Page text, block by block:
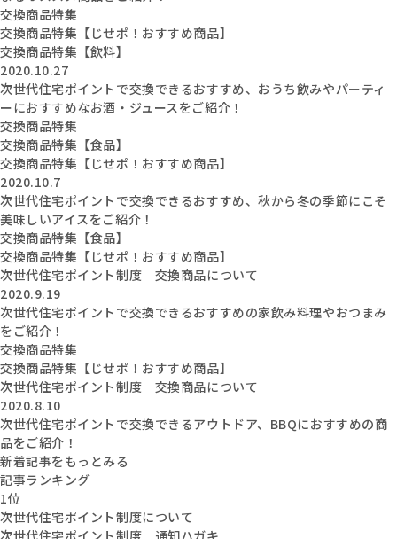
交換商品特集
交換商品特集【じせポ！おすすめ商品】
交換商品特集【飲料】
2020.10.27
次世代住宅ポイントで交換できるおすすめ、おうち飲みやパーティ
ーにおすすめなお酒・ジュースをご紹介！
交換商品特集
交換商品特集【食品】
交換商品特集【じせポ！おすすめ商品】
2020.10.7
次世代住宅ポイントで交換できるおすすめ、秋から冬の季節にこそ
美味しいアイスをご紹介！
交換商品特集【食品】
交換商品特集【じせポ！おすすめ商品】
次世代住宅ポイント制度 交換商品について
2020.9.19
次世代住宅ポイントで交換できるおすすめの家飲み料理やおつまみ
をご紹介！
交換商品特集
交換商品特集【じせポ！おすすめ商品】
次世代住宅ポイント制度 交換商品について
2020.8.10
次世代住宅ポイントで交換できるアウトドア、BBQにおすすめの商
品をご紹介！
新着記事をもっとみる
記事ランキング
1位
次世代住宅ポイント制度について
次世代住宅ポイント制度 通知ハガキ